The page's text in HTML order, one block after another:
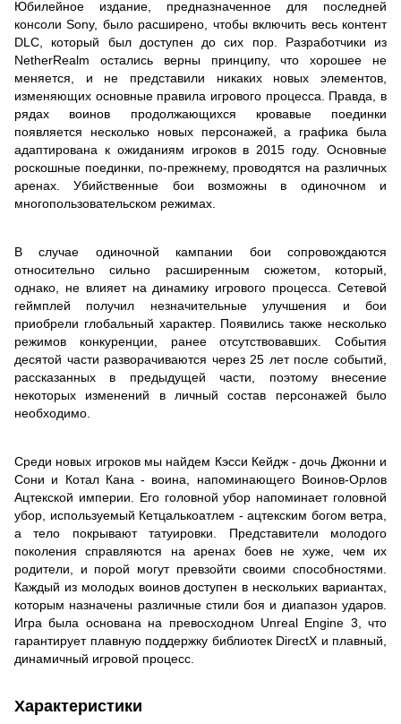
Юбилейное издание, предназначенное для последней
консоли Sony, было расширено, чтобы включить весь контент
DLC, который был доступен до сих пор. Разработчики из
NetherRealm остались верны принципу, что хорошее не
меняется, и не представили никаких новых элементов,
изменяющих основные правила игрового процесса. Правда, в
рядах воинов продолжающихся кровавые поединки
появляется несколько новых персонажей, а графика была
адаптирована к ожиданиям игроков в 2015 году. Основные
роскошные поединки, по-прежнему, проводятся на различных
аренах. Убийственные бои возможны в одиночном и
многопользовательском режимах.
В случае одиночной кампании бои сопровождаются
относительно сильно расширенным сюжетом, который,
однако, не влияет на динамику игрового процесса. Сетевой
геймплей получил незначительные улучшения и бои
приобрели глобальный характер. Появились также несколько
режимов конкуренции, ранее отсутствовавших. События
десятой части разворачиваются через 25 лет после событий,
рассказанных в предыдущей части, поэтому внесение
некоторых изменений в личный состав персонажей было
необходимо.
Среди новых игроков мы найдем Кэсси Кейдж - дочь Джонни и
Сони и Котал Кана - воина, напоминающего Воинов-Орлов
Ацтекской империи. Его головной убор напоминает головной
убор, используемый Кетцалькоатлем - ацтекским богом ветра,
а тело покрывают татуировки. Представители молодого
поколения справляются на аренах боев не хуже, чем их
родители, и порой могут превзойти своими способностями.
Каждый из молодых воинов доступен в нескольких вариантах,
которым назначены различные стили боя и диапазон ударов.
Игра была основана на превосходном Unreal Engine 3, что
гарантирует плавную поддержку библиотек DirectX и плавный,
динамичный игровой процесс.
Характеристики